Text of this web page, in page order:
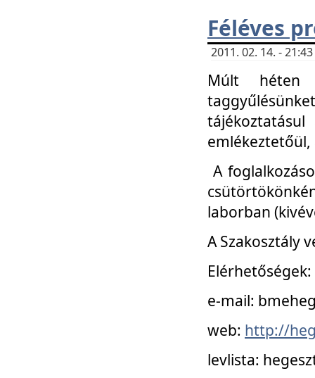
Féléves
2011. 02. 14. -
Múlt héten
emlékeztetőül,
A
laborban
A Szakosztály
Elérhetőségek:
e-mail:
web: http://
levlista: